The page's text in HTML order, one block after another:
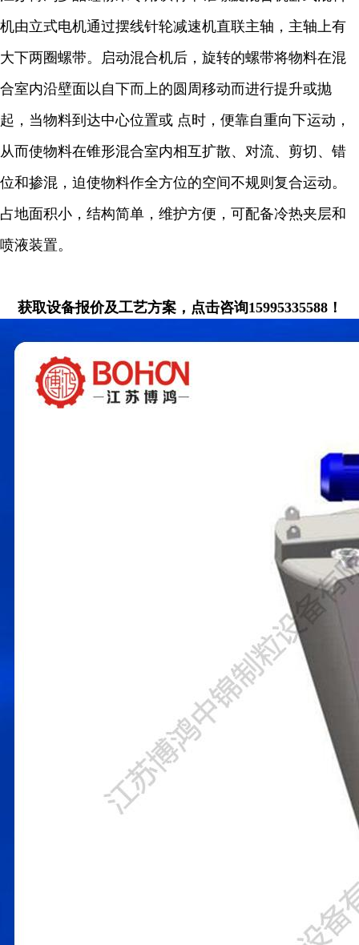
机由立式电机通过摆线针轮减速机直联主轴，主轴上有
大下两圈螺带。启动混合机后，旋转的螺带将物料在混
合室内沿壁面以自下而上的圆周移动而进行提升或抛
起，当物料到达中心位置或 点时，便靠自重向下运动，
从而使物料在锥形混合室内相互扩散、对流、剪切、错
位和掺混，迫使物料作全方位的空间不规则复合运动。
占地面积小，结构简单，维护方便，可配备冷热夹层和
喷液装置。
获取设备报价及工艺方案，点击咨询15995335588！